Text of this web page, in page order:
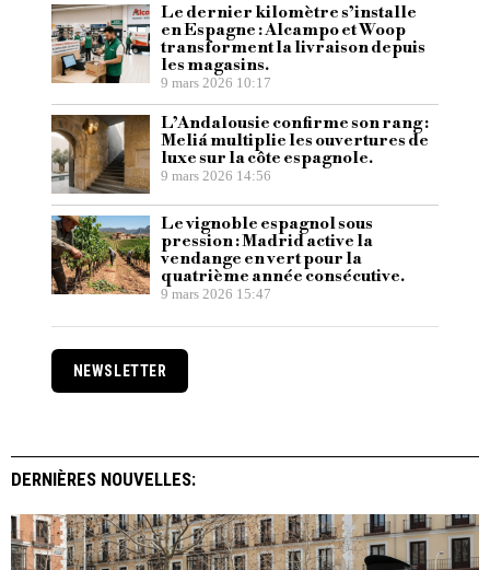
Le dernier kilomètre s’installe
en Espagne : Alcampo et Woop
transforment la livraison depuis
les magasins.
9 mars 2026 10:17
L’Andalousie confirme son rang :
Meliá multiplie les ouvertures de
luxe sur la côte espagnole.
9 mars 2026 14:56
Le vignoble espagnol sous
pression : Madrid active la
vendange en vert pour la
quatrième année consécutive.
9 mars 2026 15:47
NEWSLETTER
DERNIÈRES NOUVELLES: